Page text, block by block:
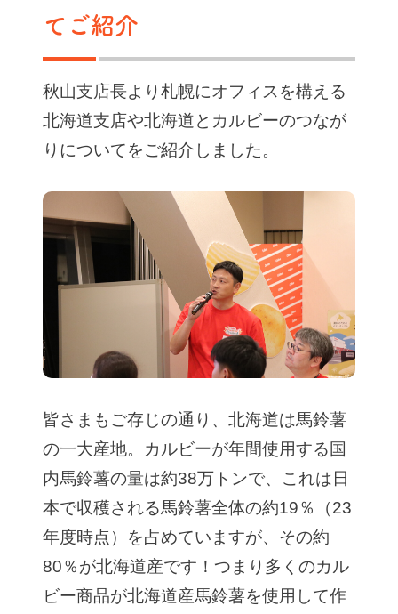
てご紹介
秋山支店長より札幌にオフィスを構える
北海道支店や北海道とカルビーのつなが
りについてをご紹介しました。
皆さまもご存じの通り、北海道は馬鈴薯
の一大産地。カルビーが年間使用する国
内馬鈴薯の量は約38万トンで、これは日
本で収穫される馬鈴薯全体の約19％（23
年度時点）を占めていますが、その約
80％が北海道産です！つまり多くのカル
ビー商品が北海道産馬鈴薯を使用して作